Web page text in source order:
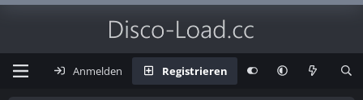
Anmelden Registrieren